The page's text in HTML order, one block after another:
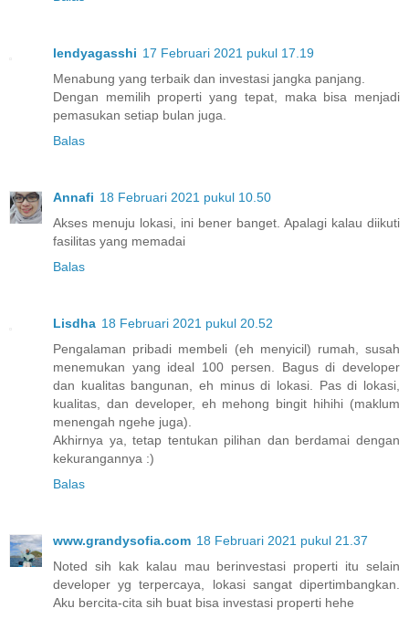
lendyagasshi 17 Februari 2021 pukul 17.19
Menabung yang terbaik dan investasi jangka panjang.
Dengan memilih properti yang tepat, maka bisa menjadi
pemasukan setiap bulan juga.
Balas
Annafi 18 Februari 2021 pukul 10.50
Akses menuju lokasi, ini bener banget. Apalagi kalau diikuti
fasilitas yang memadai
Balas
Lisdha 18 Februari 2021 pukul 20.52
Pengalaman pribadi membeli (eh menyicil) rumah, susah
menemukan yang ideal 100 persen. Bagus di developer
dan kualitas bangunan, eh minus di lokasi. Pas di lokasi,
kualitas, dan developer, eh mehong bingit hihihi (maklum
menengah ngehe juga).
Akhirnya ya, tetap tentukan pilihan dan berdamai dengan
kekurangannya :)
Balas
www.grandysofia.com 18 Februari 2021 pukul 21.37
Noted sih kak kalau mau berinvestasi properti itu selain
developer yg terpercaya, lokasi sangat dipertimbangkan.
Aku bercita-cita sih buat bisa investasi properti hehe